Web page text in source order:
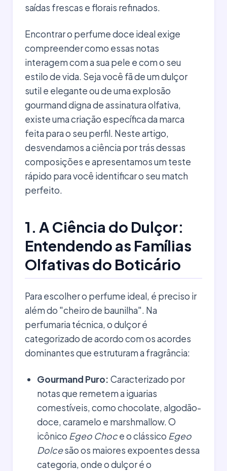
saídas frescas e florais refinados.
Encontrar o perfume doce ideal exige
compreender como essas notas
interagem com a sua pele e com o seu
estilo de vida. Seja você fã de um dulçor
sutil e elegante ou de uma explosão
gourmand digna de assinatura olfativa,
existe uma criação específica da marca
feita para o seu perfil. Neste artigo,
desvendamos a ciência por trás dessas
composições e apresentamos um teste
rápido para você identificar o seu match
perfeito.
1. A Ciência do Dulçor:
Entendendo as Famílias
Olfativas do Boticário
Para escolher o perfume ideal, é preciso ir
além do "cheiro de baunilha". Na
perfumaria técnica, o dulçor é
categorizado de acordo com os acordes
dominantes que estruturam a fragrância:
Gourmand Puro: Caracterizado por
notas que remetem a iguarias
comestíveis, como chocolate, algodão-
doce, caramelo e marshmallow. O
icônico Egeo Choce o clássico Egeo
Dolcesão os maiores expoentes dessa
categoria, onde o dulçor é o